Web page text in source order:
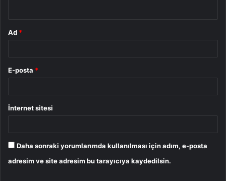
Ad *
E-posta *
İnternet sitesi
Daha sonraki yorumlarımda kullanılması için adım, e-posta
adresim ve site adresim bu tarayıcıya kaydedilsin.